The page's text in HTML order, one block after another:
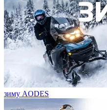
зиму AODES